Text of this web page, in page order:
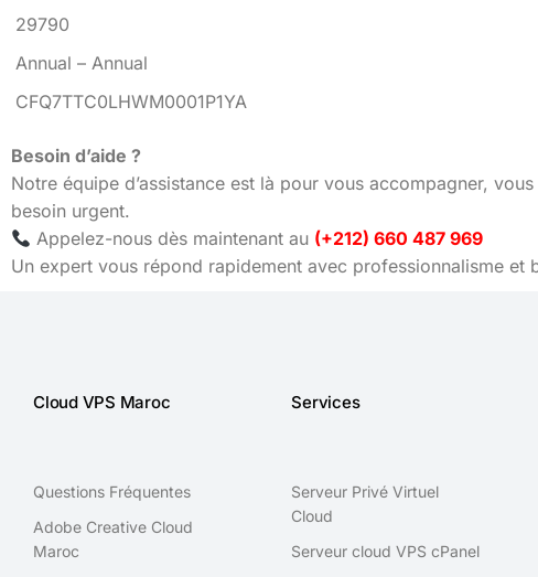
29790
Annual – Annual
CFQ7TTC0LHWM0001P1YA
Besoin d’aide ?
Notre équipe d’assistance est là pour vous accompagner,
besoin urgent.
Appelez-nous dès maintenant au (+212) 660 487 969
Un expert vous répond rapidement avec professionnalisme et
Cloud VPS Maroc
Questions Fréquentes
Adobe Creative Cloud
Maroc
Services
Serveur Privé Virtuel
Cloud
Serveur cloud VPS cPanel